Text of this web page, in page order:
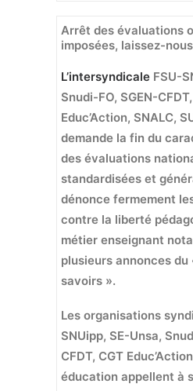
Arrêt des évaluations
imposées, laissez-
L’intersyndicale FSU-
Snudi-FO, SGEN-
Educ’Action, SNALC,
demande la fin du
des évaluations
standardisées et
dénonce fermement
contre la liberté
métier enseignant
plusieurs annonces du
savoirs ».
Les organisations
SNUipp, SE-Unsa,
CFDT, CGT
éducation appellent à